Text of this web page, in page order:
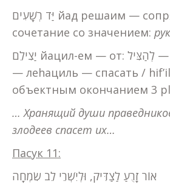
יַּד רְשָׁעִים йад решаим — сопряженное
сочетание со значением:
יַצִילֵם йацил-ем — от: הִצִּיל — לְהַצִּיל — hициль
— леhациль — спасать /
объектным окончанием 3
… Хранящий души
злодеев спасет их…
Пасук 11:
אוֹר זָרֻעַ לַצַדִּיק, וּלְיִשְׁרֵי לֵב שִׂמְחָה